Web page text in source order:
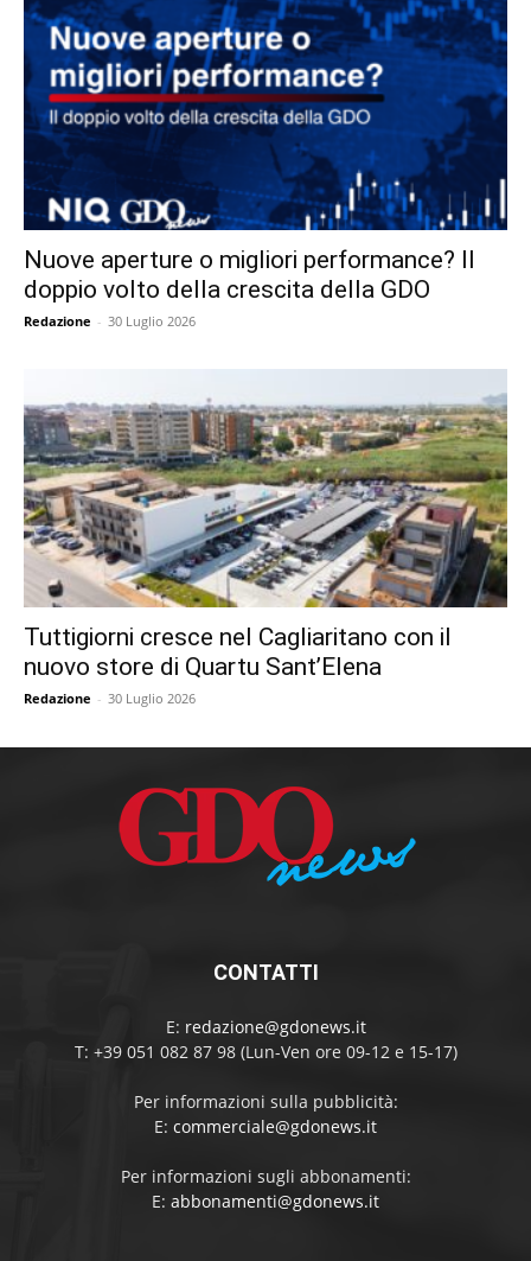
Nuove aperture o migliori performance? Il
doppio volto della crescita della GDO
Redazione - 30 Luglio 2026
Tuttigiorni cresce nel Cagliaritano con il
nuovo store di Quartu Sant’Elena
Redazione - 30 Luglio 2026
CONTATTI
E: redazione@gdonews.it
T: +39 051 082 87 98 (Lun-Ven ore 09-12 e 15-17)
Per informazioni sulla pubblicità:
E: commerciale@gdonews.it
Per informazioni sugli abbonamenti:
E: abbonamenti@gdonews.it